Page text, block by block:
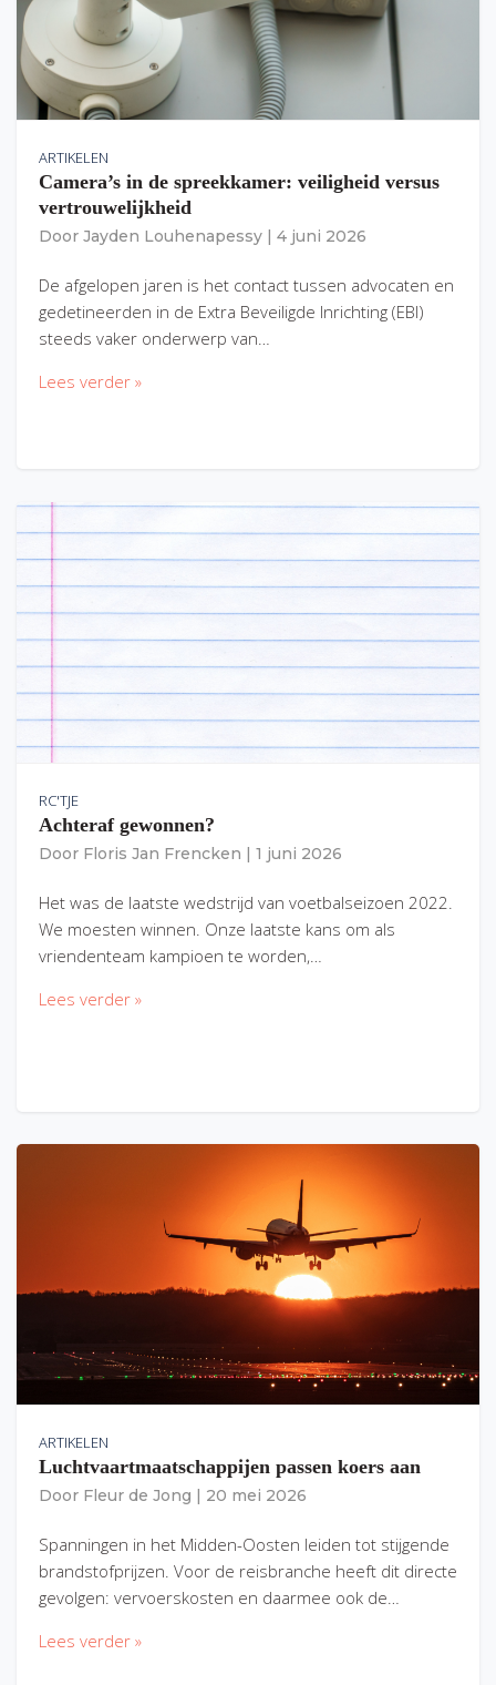
ARTIKELEN
Camera’s in de spreekkamer: veiligheid versus
vertrouwelijkheid
Door Jayden Louhenapessy 4 juni 2026
De afgelopen jaren is het contact tussen advocaten en
gedetineerden in de Extra Beveiligde Inrichting (EBI)
steeds vaker onderwerp van…
Lees verder »
RC'TJE
Achteraf gewonnen?
Door Floris Jan Frencken 1 juni 2026
Het was de laatste wedstrijd van voetbalseizoen 2022.
We moesten winnen. Onze laatste kans om als
vriendenteam kampioen te worden,…
Lees verder »
ARTIKELEN
Luchtvaartmaatschappijen passen koers aan
Door Fleur de Jong 20 mei 2026
Spanningen in het Midden-Oosten leiden tot stijgende
brandstofprijzen. Voor de reisbranche heeft dit directe
gevolgen: vervoerskosten en daarmee ook de…
Lees verder »